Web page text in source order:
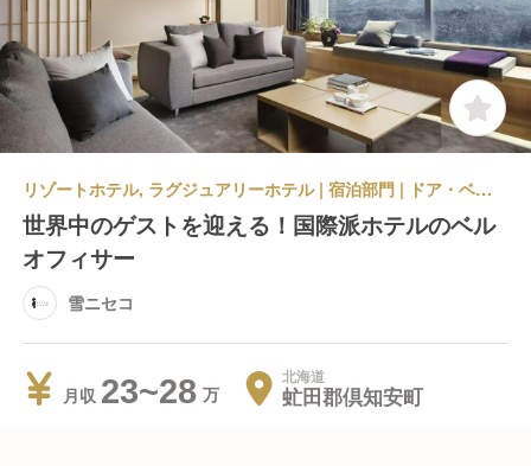
リゾートホテル, ラグジュアリーホテル | 宿泊部門 | ドア・ベル・コンシェルジュ
世界中のゲストを迎える！国際派ホテルのベル
オフィサー
雪ニセコ
月収 23~28 北海道
虻田郡倶知安町